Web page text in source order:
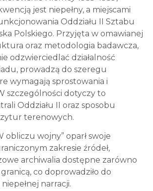
jest niepełny, a miejscami
Oddziału II Sztabu
Polskiego. Przyjęta w omawianej
oraz metodologia badawcza,
odzwierciedlać działalność
prowadzą do szeregu
wymagają sprostowania i
szczególności dotyczy to
Oddziału II oraz sposobu
terenowych.
obliczu wojny” oparł swoje
zakresie źródeł,
archiwalia dostępne zarówno
co doprowadziło do
narracji.